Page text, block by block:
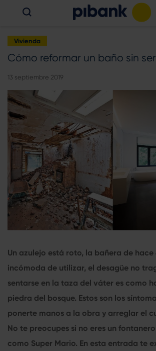
Vivienda
Cómo reformar un baño sin
13 septiembre 2019
Un azulejo está roto, la bañera de hace
incómoda de utilizar, el desagüe no
sentarse en la taza del váter es como
piedra del bosque. Estos son los
ponerte manos a la obra y arreglar el
No te preocupes si no eres un
como Super Mario. En esta entrada te